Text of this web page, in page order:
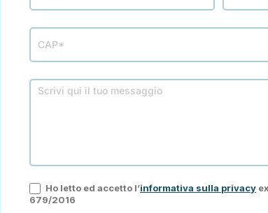
Ho letto ed accetto l’informativa sulla privacy
679/2016